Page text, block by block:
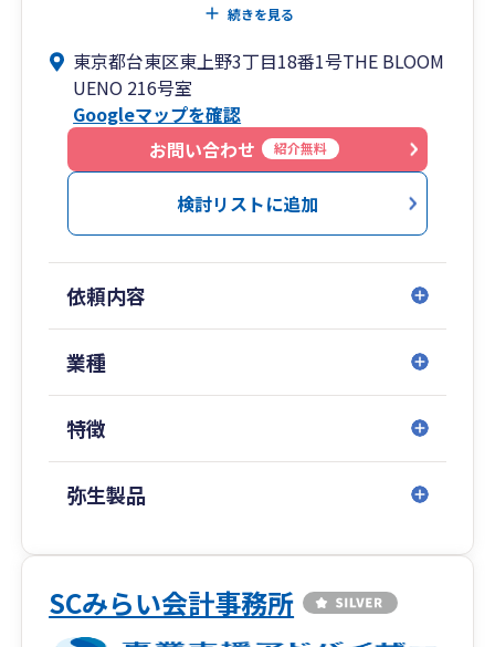
サルティング会社で5年、会計事務所で5年の勤務
を経ました。
勤務時代には通常の税務顧問業務のほか、金融調
整を目的とする企業調査や計画策定、M＆Aの支援
などを経験しております。
また開業後は、補助金の申請支援も手掛け、業務
『顧問税理士に税務以外も求めたい』という要望
があれば、ご期待に沿えるかもしれません。
遠方のお客様も、ご依頼頂ければ対応させて頂き
ます。
続きを見る
東京都台東区東上野3丁目18番1号THE BLOOM
UENO 216号室
Googleマップを確認
お問い合わせ
紹介無料
検討リストに追加
依頼内容
業種
特徴
弥生製品
SCみらい会計事務所